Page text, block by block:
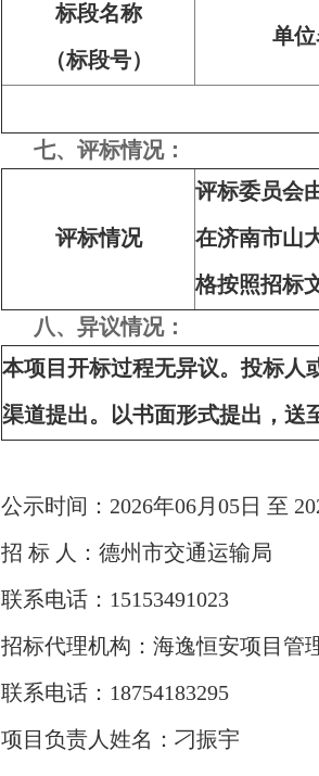
标段名称
（标段号）
单
七、评标情况：
评标情况
评标委员会
在济南市山
格按照招标
八、异议情况：
本项目开标过程无异议。投标人
渠道提出。以书面形式提出，送
公示时间：2026年06月05日 至
招 标 人：德州市交通运输局
联系电话：15153491023
招标代理机构：海逸恒安项目管
联系电话：18754183295
项目负责人姓名：刁振宇